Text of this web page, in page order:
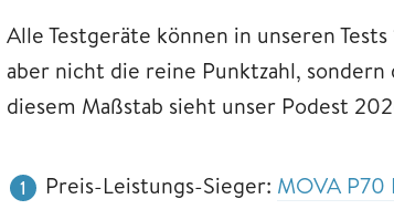
Alle Testgeräte können in unseren
aber nicht die reine Punktzahl, sondern
diesem Maßstab sieht unser Podest
Preis-Leistungs-Sieger: MOVA P70